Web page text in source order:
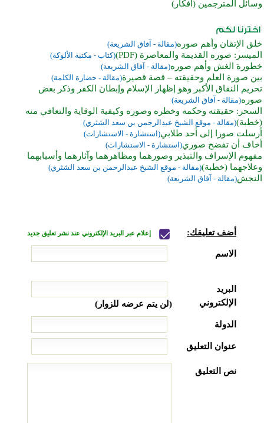
وسائل المترجمين (أفكار)
خلق الإتقان وأهم صوره(مقالة - آفاق الشريعة)
الميسر: صوره القديمة والمعاصرة (PDF) (كتاب - مكتبة الألوكة)
خطورة الغش وأهم صوره(مقالة - آفاق الشريعة)
بين صورة العلم وحقيقته – قصة قصيرة(مقالة - حضارة الكلمة)
تحريم النفاق الأكبر وهو إظهار الإسلام وإبطان الكفر وذكر بعض
صوره(مقالة - آفاق الشريعة)
السحر: حقيقته وحكمه وخطره وصوره وكيفية الوقاية والتعافي منه
(خطبة)(مقالة - موقع الشيخ عبدالرحمن بن سعد الشثري)
أرسلت صورا إلى أحد طلابي(استشارة - الاستشارات)
أخاف أن تفضح صوري(استشارة - الاستشارات)
مفهوم الإسراف والتبذير وصورهما ومظاهرهما وآثارهما وأسبابهما
وعلاجهما (خطبة)(مقالة - موقع الشيخ عبدالرحمن بن سعد الشثري)
النجش(مقالة - آفاق الشريعة)
أضف تعليقك: إعلام عبر البريد الإلكتروني عند نشر تعليق جديد
الاسم
البريد
الإلكتروني
(لن يتم عرضه للزوار)
الدولة
عنوان التعليق
نص التعليق